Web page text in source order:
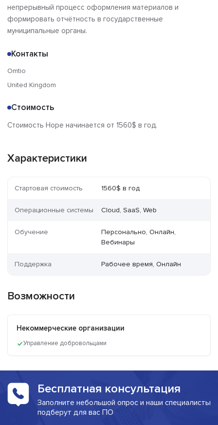
непрерывный процесс оформления материалов и
формировать отчётность в государственные
муниципальные органы.
Контакты
Omtio
United Kingdom
Стоимость
Стоимость Hope начинается от 1560$ в год.
Характеристики
Стартовая стоимость 1560$ в год
Операционные системы Cloud, SaaS, Web
Обучение
Персонально, Онлайн,
Вебинары
Поддержка Рабочее время, Онлайн
Возможности
Некоммерческие организации
Управление добровольцами
Бесплатная консультация
Заполните небольшой опрос и наши специалисты
подберут для вас ПО